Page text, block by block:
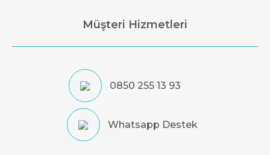
Müşteri Hizmetleri
0850 255 13 93
Whatsapp Destek